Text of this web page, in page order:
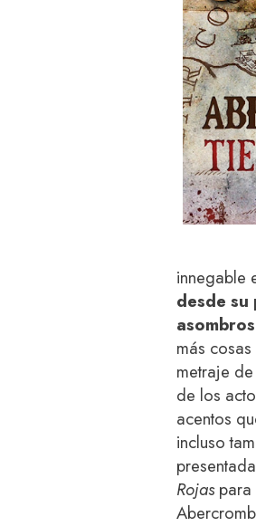
innegable
desde
más
metraje
de los
acentos
incluso
Rojaspara